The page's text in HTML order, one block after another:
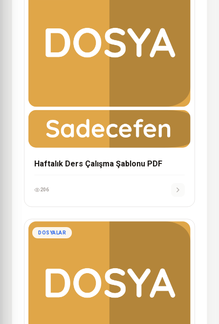
Haftalık Ders Çalışma Şablonu PDF
206
DOSYALAR